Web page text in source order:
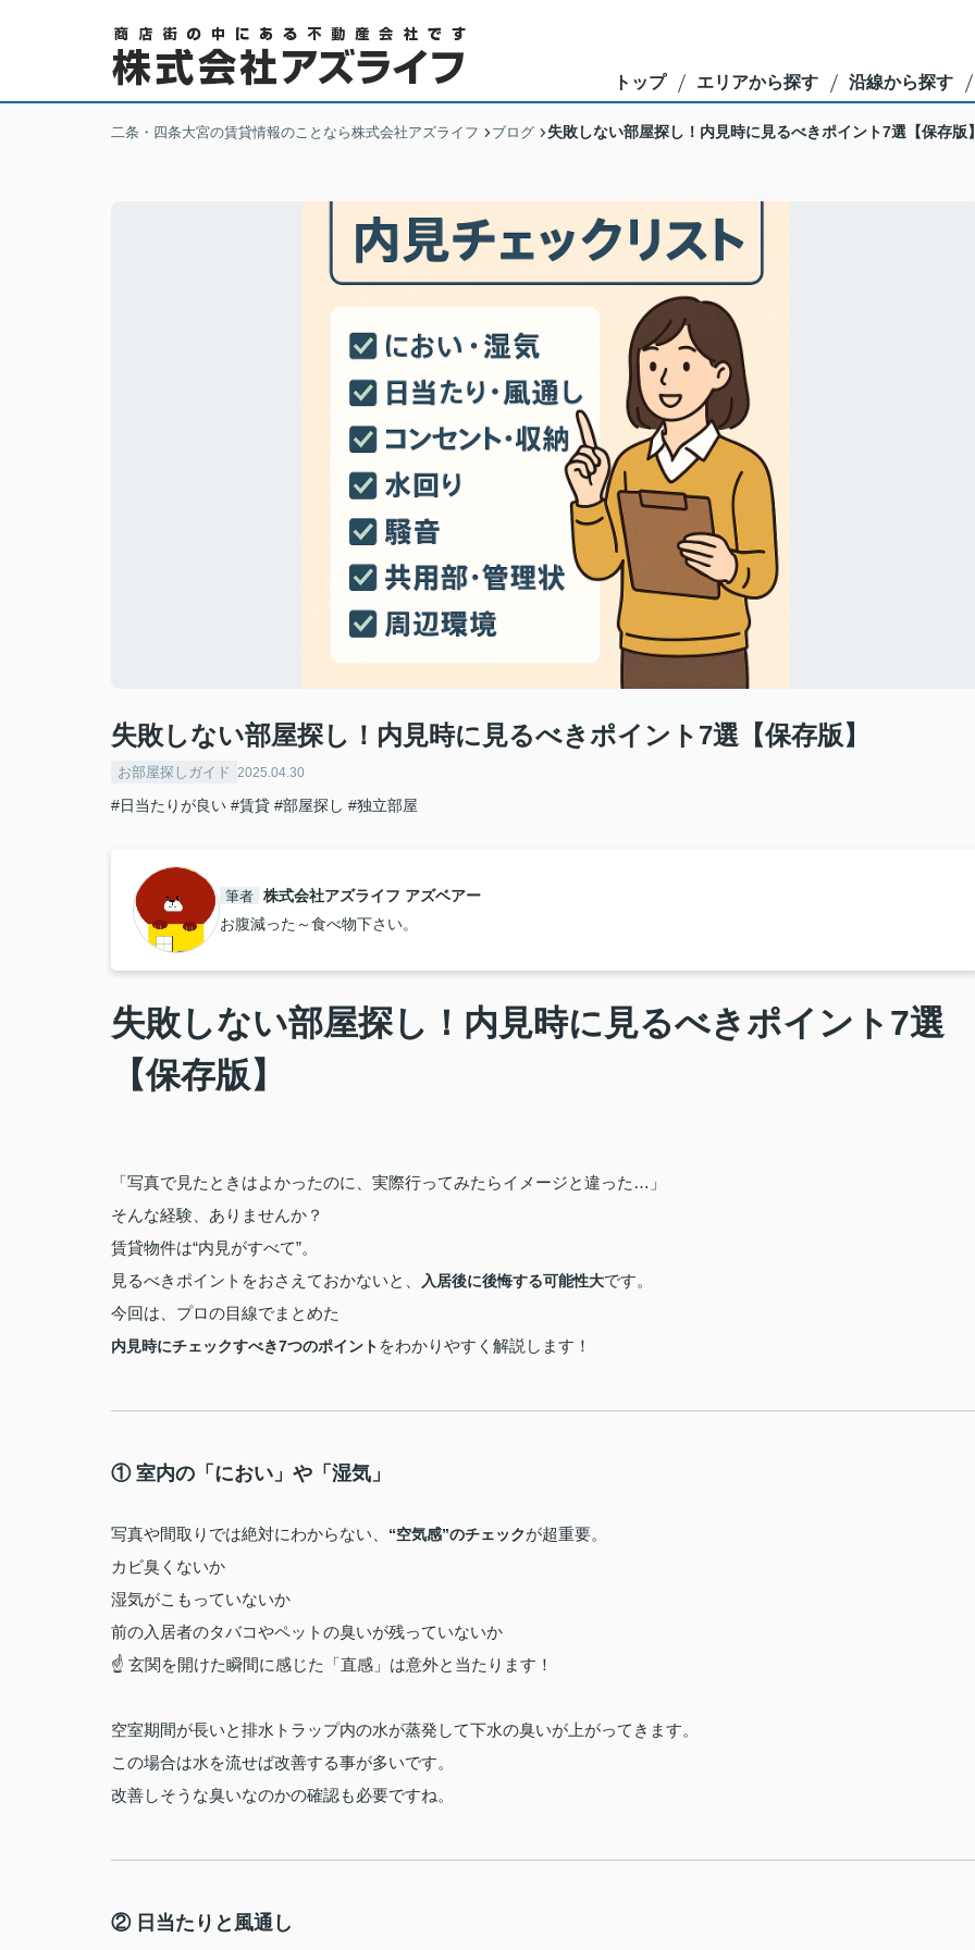
トップ エリアから探す 沿線から探す
二条・四条大宮の賃貸情報のことなら株式会社アズライフ ブログ 失敗しない部屋探し！内見時に見るべきポイント7選【保存版
失敗しない部屋探し！内見時に見るべきポイント7選【保存版】
お部屋探しガイド 2025.04.30
#日当たりが良い #賃貸 #部屋探し #独立部屋
筆者 株式会社アズライフ アズベアー
お腹減った～食べ物下さい。
失敗しない部屋探し！内見時に見るべきポイント7
【保存版】
「写真で見たときはよかったのに、実際行ってみたらイメージと違った…」
そんな経験、ありませんか？
賃貸物件は“内見がすべて”。
見るべきポイントをおさえておかないと、
入居後に後悔する可能性大です。
今回は、プロの目線でまとめた
内見時にチェックすべき7つのポイント をわかりやすく解説します！
① 室内の「におい」や「湿気」
写真や間取りでは絶対にわからない、 “空気感”のチェックが超重要。
カビ臭くないか
湿気がこもっていないか
前の入居者のタバコやペットの臭いが残っていないか
☝ 玄関を開けた瞬間に感じた「直感」は意外と当たります！
空室期間が長いと排水トラップ内の水が蒸発して下水の臭いが上がってきます。
この場合は水を流せば改善する事が多いです。
改善しそうな臭いなのかの確認も必要ですね。
② 日当たりと風通し